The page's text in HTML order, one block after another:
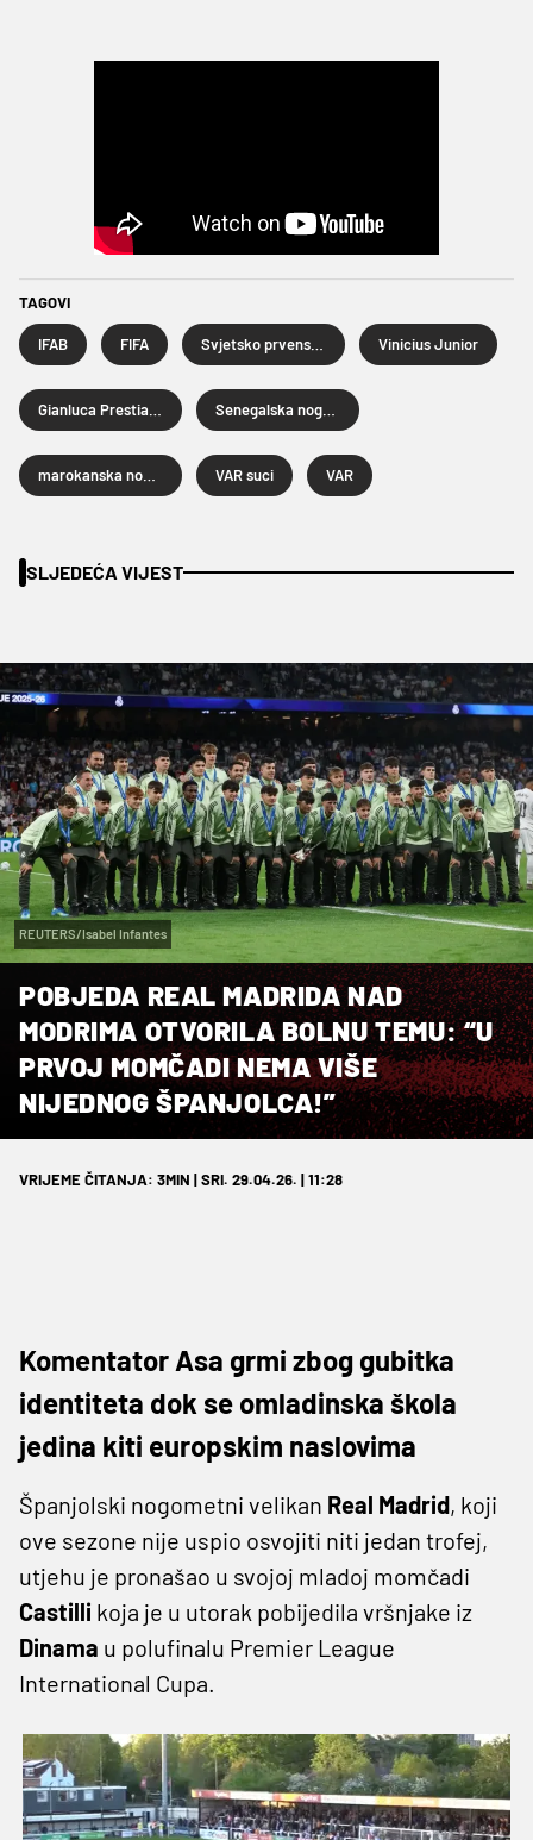
TAGOVI
IFAB FIFA Vinicius Junior
VAR suci VAR
SLJEDEĆA VIJEST
REUTERS/Isabel Infantes
POBJEDA REAL MADRIDA NAD
MODRIMA OTVORILA BOLNU TEMU: “U
PRVOJ MOMČADI NEMA VIŠE
NIJEDNOG ŠPANJOLCA!”
VRIJEME ČITANJA: 3MIN | SRI. 29.04.26. | 11:28
Komentator Asa grmi zbog gubitka
identiteta dok se omladinska škola
jedina kiti europskim naslovima
Španjolski nogometni velikan Real Madrid, koji
ove sezone nije uspio osvojiti niti jedan trofej,
utjehu je pronašao u svojoj mladoj momčadi
Castilli koja je u utorak pobijedila vršnjake iz
Dinama u polufinalu Premier League
International Cupa.